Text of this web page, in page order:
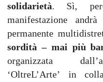
solidarietà. Sì,
manifestazione
permanente
sordità – mai più
organizzata
‘OltreL’Arte’ in